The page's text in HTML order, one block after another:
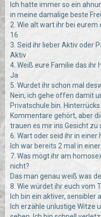
Ich hatte immer so ein
in meine damalige beste
2. Wie alt wart ihr bei eurem
16
3. Seid ihr lieber Aktiv oder
Aktiv
4. Weiß eure Familie das ihr
Ja
5. Wurdet ihr schon mal
Nein, ich gehe offen damit
Privatschule bin.
Kommentare gehört, aber
trauen es mir ins Gesicht zu
6. Wart oder seid ihr in
Ich war bereits 2 mal in
7. Was mögt ihr am
nicht?
Das man genau weiß was
8. Wie würdet ihr euch vom
Ich bin ein aktiver, sensibler
Ich erzähle unlustige Witze